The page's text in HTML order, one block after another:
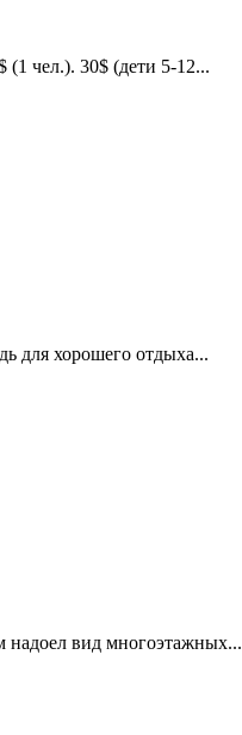
(1 чел.). 30$ (дети 5-12...
для хорошего отдыха...
надоел вид многоэтажных...